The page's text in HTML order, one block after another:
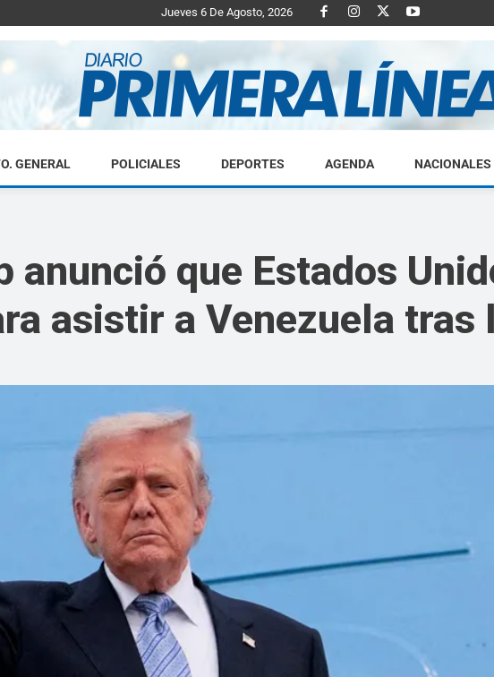
Jueves 6 De Agosto, 2026
Diario
GENERAL POLICIALES DEPORTES AGENDA NACIONALES
anunció que Estados
asistir a Venezuela